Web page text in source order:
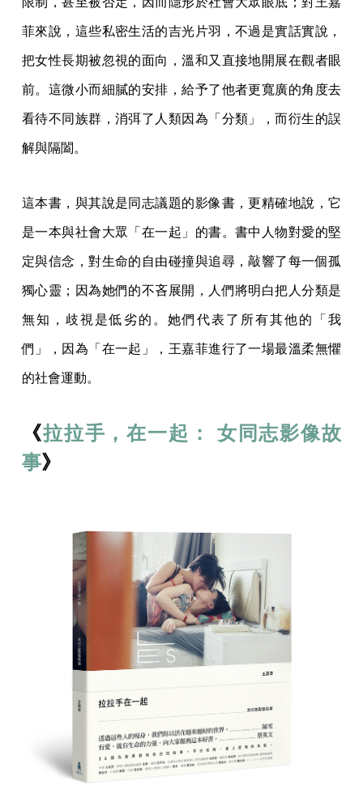
菲來說，這些私密生活的吉光片羽，不過是實話實說，
把女性長期被忽視的面向，溫和又直接地開展在觀者眼
前。這微小而細膩的安排，給予了他者更寬廣的角度去
看待不同族群，消弭了人類因為「分類」，而衍生的誤
解與隔闔。
這本書，與其說是同志議題的影像書，更精確地說，它
是一本與社會大眾「在一起」的書。書中人物對愛的堅
定與信念，對生命的自由碰撞與追尋，敲響了每一個孤
獨心靈；因為她們的不吝展開，人們將明白把人分類是
無知，歧視是低劣的。她們代表了所有其他的「我
們」，因為「在一起」，王嘉菲進行了一場最溫柔無懼
的社會運動。
《拉拉手，在一起： 女同志影像故
事》